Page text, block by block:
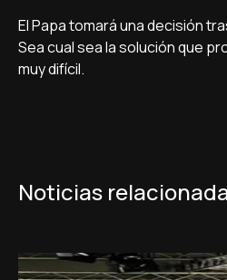
El Papa tomará una decisión
Sea cual sea la solución que
muy difícil.
Noticias